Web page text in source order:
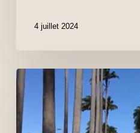
4 juillet 2024